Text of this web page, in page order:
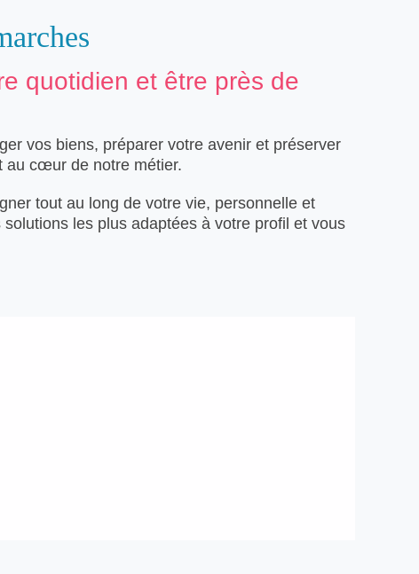
quotidien et être près de
vos biens, préparer votre avenir et préserver
au cœur de notre métier.
tout au long de votre vie, personnelle et
les plus adaptées à votre profil et vous